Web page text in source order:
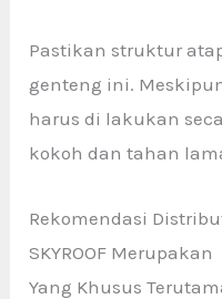
Pastikan struktur
genteng ini.
harus di lakukan
kokoh dan tahan
Rekomendasi
SKYROOF
Yang Khusus